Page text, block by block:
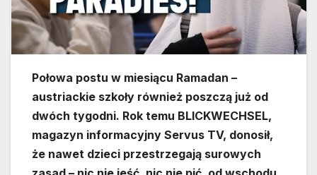
Połowa postu w miesiącu Ramadan –
austriackie szkoły również poszczą już od
dwóch tygodni. Rok temu BLICKWECHSEL,
magazyn informacyjny Servus TV, donosił,
że nawet dzieci przestrzegają surowych